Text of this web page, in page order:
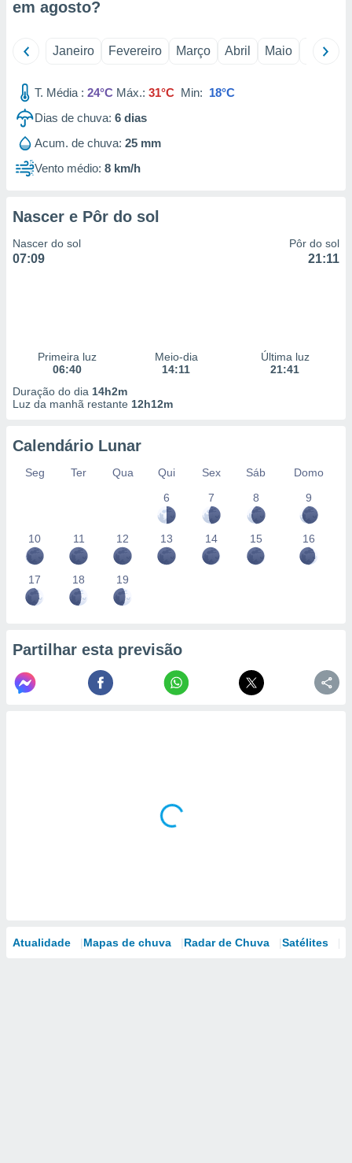
criar
medir
da
de
ou
de
1199
em agosto?
Janeiro Fevereiro Março Abril Maio Junho
T. Média : 24°C Máx.: 31°C Min: 18°C
Dias de chuva: 6 dias
Acum. de chuva: 25 mm
Vento médio: 8 km/h
Nascer e Pôr do sol
Nascer do sol
07:09
Pôr do sol
21:11
Primeira luz
06:40
Meio-dia
14:11
Última luz
21:41
Duração do dia 14h2m
Luz da manhã restante 12h12m
Calendário Lunar
Seg Ter Qua Qui Sex Sáb
Domo
6
7 8 9
10 11 12 13 14 15 16
17 18 19
Partilhar esta previsão
Atualidade Mapas de chuva Radar de Chuva Satélites